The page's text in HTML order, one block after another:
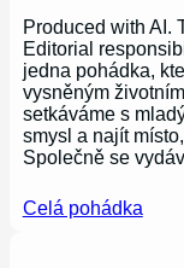
Produced with AI.
Editorial
jedna pohádka,
vysněným
setkáváme s
smysl a najít
Společně se
Celá pohádka